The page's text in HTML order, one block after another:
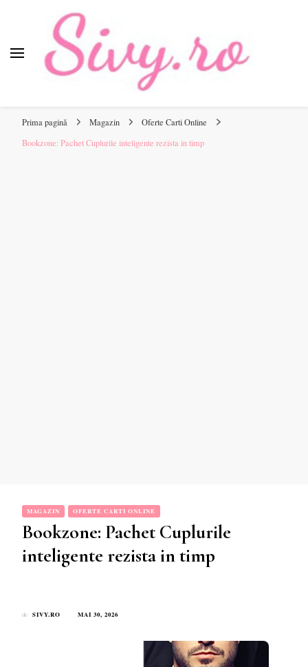
online pentru tine.
Prima pagină Magazin
Oferte Carti Online
Bookzone: Pachet Cuplurile inteligente rezista in timp
MAGAZIN OFERTE CARTI ONLINE
Bookzone: Pachet Cuplurile
inteligente rezista in timp
de SIVY.RO MAI 30, 2026